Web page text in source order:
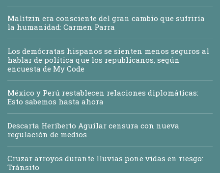
Malitzin era consciente del gran cambio que sufriría
la humanidad: Carmen Parra
Los demócratas hispanos se sienten menos seguros al
hablar de política que los republicanos, según
encuesta de My Code
México y Perú restablecen relaciones diplomáticas:
Esto sabemos hasta ahora
Descarta Heriberto Aguilar censura con nueva
regulación de medios
Cruzar arroyos durante lluvias pone vidas en riesgo:
Tránsito